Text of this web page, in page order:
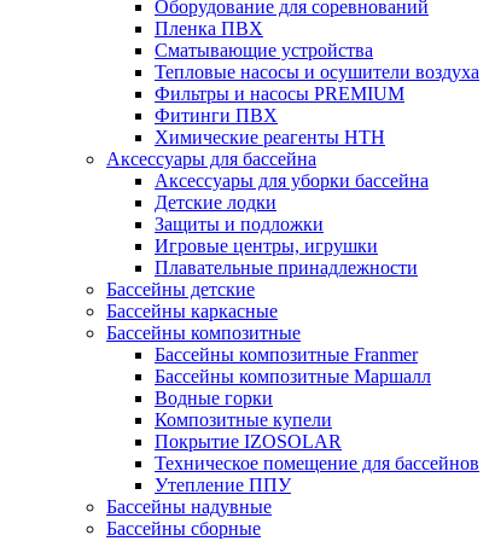
Оборудование для соревнований
Пленка ПВХ
Сматывающие устройства
Тепловые насосы и осушители воздуха
Фильтры и насосы PREMIUM
Фитинги ПВХ
Химические реагенты HTH
Аксессуары для бассейна
Аксессуары для уборки бассейна
Детские лодки
Защиты и подложки
Игровые центры, игрушки
Плавательные принадлежности
Бассейны детские
Бассейны каркасные
Бассейны композитные
Бассейны композитные Franmer
Бассейны композитные Маршалл
Водные горки
Композитные купели
Покрытие IZOSOLAR
Техническое помещение для бассейнов
Утепление ППУ
Бассейны надувные
Бассейны сборные